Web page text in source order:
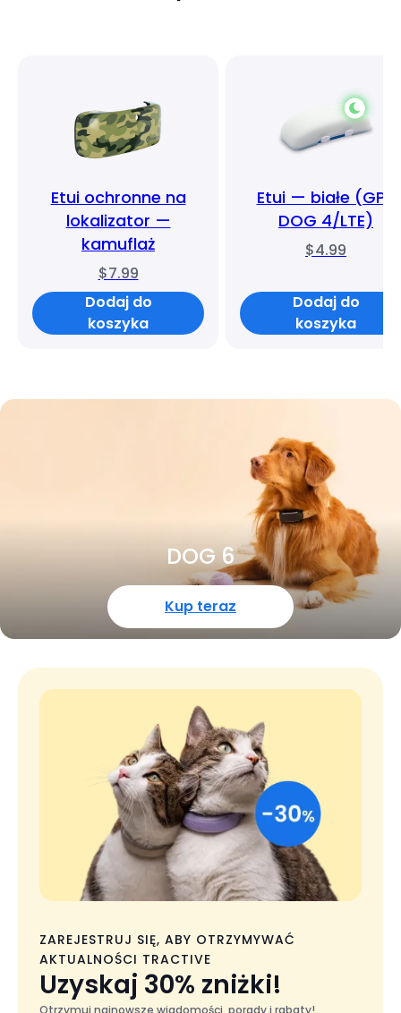
Etui ochronne na
lokalizator —
kamuflaż
$7.99
Dodaj do
koszyka
Etui — białe (GPS
DOG 4/LTE)
$4.99
Dodaj do
koszyka
DOG 6
Kup teraz
ZAREJESTRUJ SIĘ, ABY OTRZYMYWAĆ
AKTUALNOŚCI TRACTIVE
Uzyskaj 30% zniżki!
Otrzymuj najnowsze wiadomości, porady i rabaty!